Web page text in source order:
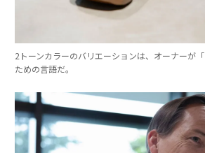
2トーンカラーのバリエーションは、オーナーが
ための言語だ。